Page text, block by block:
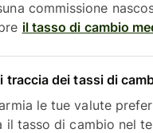
commissione
il tasso di cambio
traccia dei tassi di
le tue valute
il tasso di cambio nel